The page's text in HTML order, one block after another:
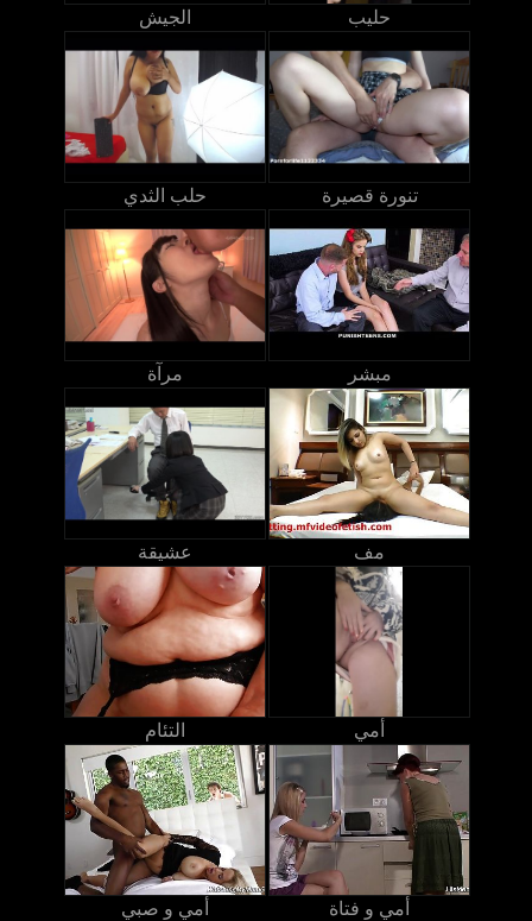
الجيش حليب
حلب الثدي تنورة قصيرة
مرآة مبشر
عشيقة مف
التئام أمي
أمي و صبي أمي و فتاة